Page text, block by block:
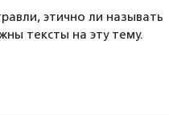
этично ли называть
тексты на эту тему.